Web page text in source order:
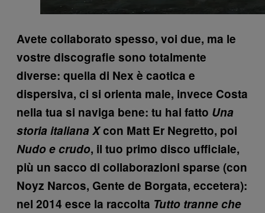
Avete collaborato spesso, voi due, ma le
vostre discografie sono totalmente
diverse: quella di Nex è caotica e
dispersiva, ci si orienta male, invece Costa
nella tua si naviga bene: tu hai fatto Una
storia italiana Xcon Matt Er Negretto, poi
Nudo e crudo, il tuo primo disco ufficiale,
più un sacco di collaborazioni sparse (con
Noyz Narcos, Gente de Borgata, eccetera):
nel 2014 esce la raccolta Tutto tranne che